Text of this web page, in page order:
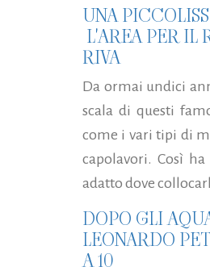
UNA
L'AREA PER IL
RIVA
Da ormai undici
scala di questi
come i vari tipi di
capolavori. Così
adatto dove
DOPO GLI
LEONARDO
A 10